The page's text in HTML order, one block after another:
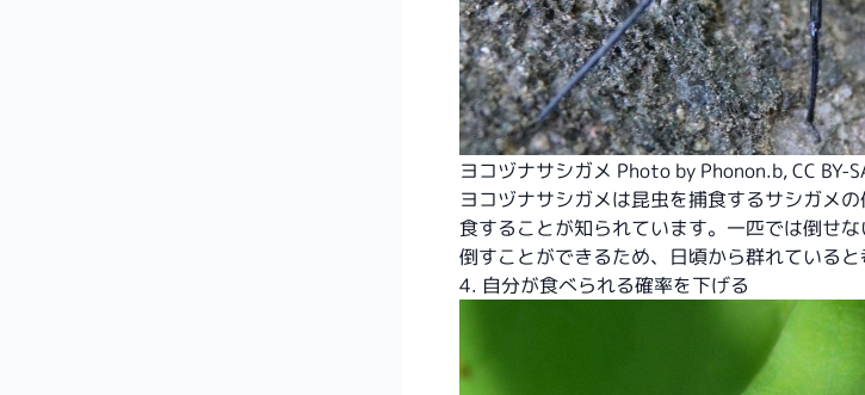
ヨコヅナサシガメ Photo by Phonon.b,CC BY-
ヨコヅナサシガメは昆虫を捕食するサシガメ
食することが知られています。一匹では倒せ
倒すことができるため、日頃から群れていると
4. 自分が食べられる確率を下げる